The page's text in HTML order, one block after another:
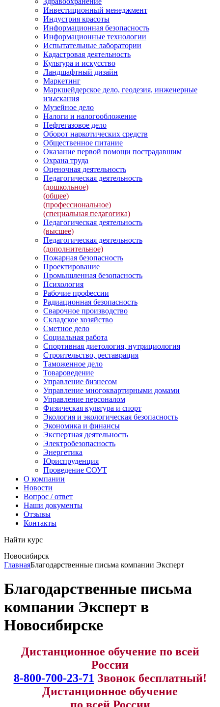
Инвестиционный менеджмент
Индустрия красоты
Информационная безопасность
Информационные технологии
Испытательные лаборатории
Кадастровая деятельность
Культура и искусство
Ландшафтный дизайн
Маркетинг
Маркшейдерское дело, геодезия, инженерные
изыскания
Музейное дело
Налоги и налогообложение
Нефтегазовое дело
Оборот наркотических средств
Общественное питание
Оказание первой помощи пострадавшим
Охрана труда
Оценочная деятельность
Педагогическая деятельность
(дошкольное)
(общее)
(профессиональное)
(специальная педагогика)
Педагогическая деятельность
(высшее)
Педагогическая деятельность
(дополнительное)
Пожарная безопасность
Проектирование
Промышленная безопасность
Психология
Рабочие профессии
Радиационная безопасность
Сварочное производство
Складское хозяйство
Сметное дело
Социальная работа
Спортивная диетология, нутрициология
Строительство, реставрация
Таможенное дело
Товароведение
Управление бизнесом
Управление многоквартирными домами
Управление персоналом
Физическая культура и спорт
Экология и экологическая безопасность
Экономика и финансы
Экспертная деятельность
Электробезопасность
Энергетика
Юриспруденция
Проведение СОУТ
О компании
Новости
Вопрос / ответ
Наши документы
Отзывы
Контакты
Найти курс
Новосибирск
ГлавнаяБлагодарственные письма компании Эксперт
Благодарственные письма
компании Эксперт в
Новосибирске
Дистанционное обучение по всей
России
8-800-700-23-71 Звонок бесплатный!
Дистанционное обучение